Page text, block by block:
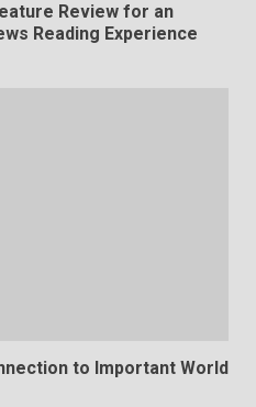
Review for an
Reading Experience
to Important World